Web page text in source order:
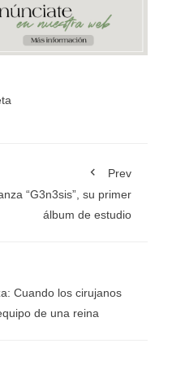
Prev
“G3n3sis”, su primer
álbum de estudio
Cuando los cirujanos
de una reina